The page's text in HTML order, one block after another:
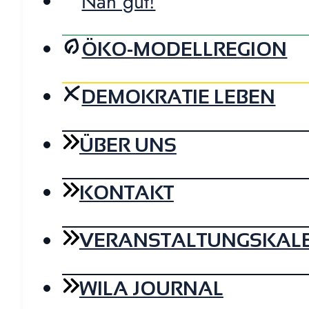
ÖKO-MODELLREGION
DEMOKRATIE LEBEN
ÜBER UNS
KONTAKT
WILA JOURNAL